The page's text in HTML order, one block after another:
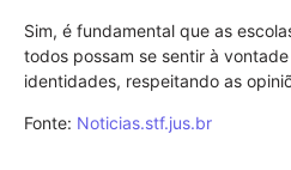
Sim, é fundamental que as
todos possam se sentir à
identidades, respeitando as
Fonte: Noticias.stf.jus.br